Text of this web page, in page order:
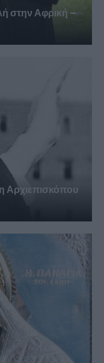
στην Αφρική –
Αρχιεπισκόπου